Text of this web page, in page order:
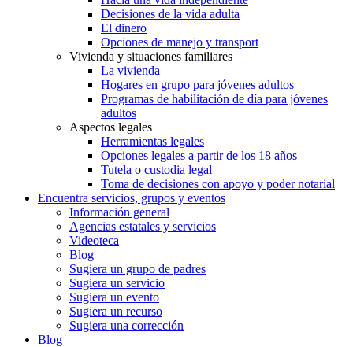
Decisiones de la vida adulta
El dinero
Opciones de manejo y transport
Vivienda y situaciones familiares
La vivienda
Hogares en grupo para jóvenes adultos
Programas de habilitación de día para jóvenes
adultos
Aspectos legales
Herramientas legales
Opciones legales a partir de los 18 años
Tutela o custodia legal
Toma de decisiones con apoyo y poder notarial
Encuentra servicios, grupos y eventos
Información general
Agencias estatales y servicios
Videoteca
Blog
Sugiera un grupo de padres
Sugiera un servicio
Sugiera un evento
Sugiera un recurso
Sugiera una corrección
Blog